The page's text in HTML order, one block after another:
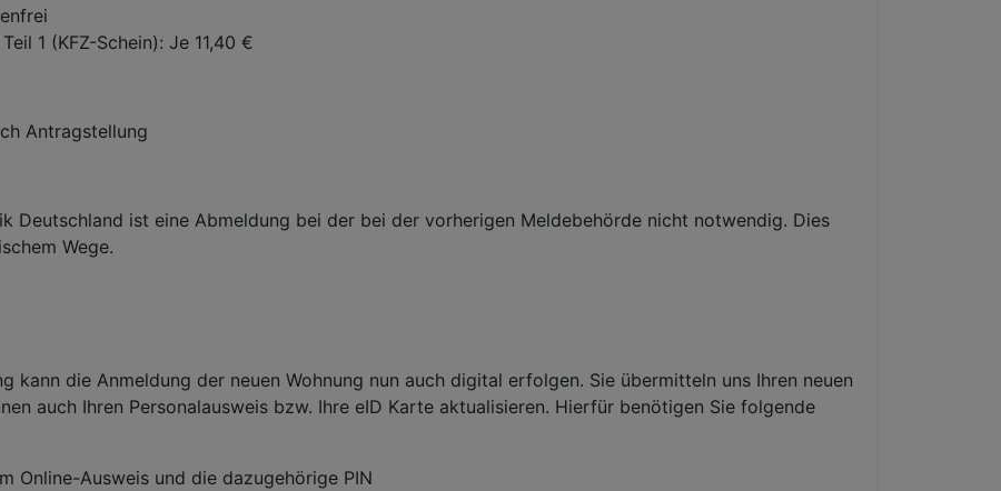
1 (KFZ-Schein): Je 11,40 €
Antragstellung
Deutschland ist eine Abmeldung bei der bei der vorherigen Meldebehörde nicht notwendig. Dies
Wege.
kann die Anmeldung der neuen Wohnung nun auch digital erfolgen. Sie übermitteln uns Ihren neuen
auch Ihren Personalausweis bzw. Ihre eID Karte aktualisieren. Hierfür benötigen Sie folgende
Online-Ausweis und die dazugehörige PIN